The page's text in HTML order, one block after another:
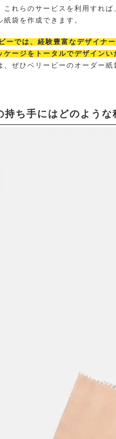
これらのサービスを利用すれ
紙袋を作成できます。
ーでは、経験豊富なデザイナ
ケージをトータルでデザインい
、ぜひベリービーのオーダー
持ち手にはどのような